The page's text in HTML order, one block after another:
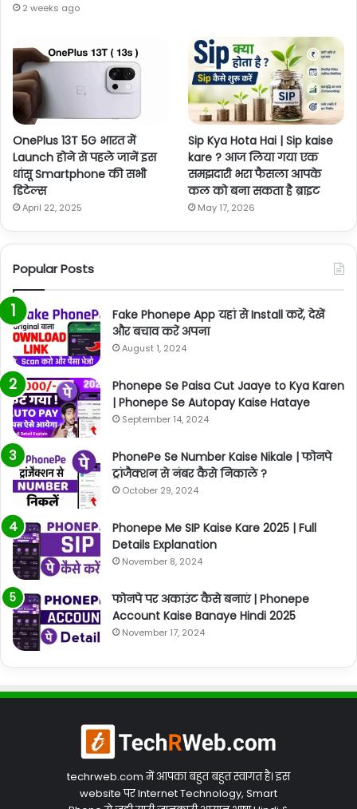
2 weeks ago
OnePlus 13T 5G भारत में
Launch होने से पहले जानें इस
धांसू Smartphone की सभी
डिटेल्स
April 22, 2025
Sip Kya Hota Hai | Sip kaise
kare ? आज लिया गया एक
समझदारी भरा फैसला आपके
कल को बना सकता है ब्राइट
May 17, 2026
Popular Posts
Fake Phonepe App यहां से Install करें, देखें
और बचाव करें अपना
August 1, 2024
Phonepe Se Paisa Cut Jaaye to Kya Karen
| Phonepe Se Autopay Kaise Hataye
September 14, 2024
PhonePe Se Number Kaise Nikale | फोनपे
ट्रांजैक्शन से नंबर कैसे निकाले ?
October 29, 2024
Phonepe Me SIP Kaise Kare 2025 | Full
Details Explanation
November 8, 2024
फोनपे पर अकाउंट कैसे बनाएं | Phonepe
Account Kaise Banaye Hindi 2025
November 17, 2024
techrweb.com में आपका बहुत बहुत स्वागत है। इस
website पर Internet Technology, Smart